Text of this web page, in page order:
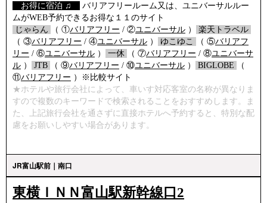
お得に宿泊 ♫
バリアフリールーム又は、ユニバーサルルー
ムがWEB予約できるお得な１１のサイト
じゃらん （ ①バリアフリー / ②ユニバーサル ） 楽天トラベル
（ ③バリアフリー / ④ユニバーサル ） ゆこゆこ （ ⑤バリアフ
リー / ⑥ユニバーサル ） 一休 （ ⑦バリアフリー / ⑧ユニバーサ
ル ） JTB （ ⑨バリアフリー / ⑩ユニバーサル ） BIGLOBE
（
⑪バリアフリー ）※比較サイト
★ホテルや旅行会社によって、車いす対応客室の名称が異なりま
すので複数のキーワードで検索されることをおすすめします。ま
た、上記旅行会社を通さずに直接ホテルへ予約すると、特別な配
慮をお願いしやすい場合があります。
JR富山駅前｜南口
東横ＩＮＮ富山駅新幹線口2